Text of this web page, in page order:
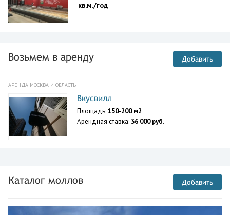
кв.м./год
Возьмем в аренду Добавить
АРЕНДА МОСКВА И ОБЛАСТЬ
Вкусвилл
Площадь:150-200 м2
Арендная ставка: 36 000 руб.
Каталог моллов Добавить